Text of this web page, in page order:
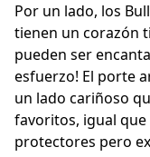
Por un lado, los
tienen un corazón
pueden ser
esfuerzo! El porte
un lado cariñoso
favoritos, igual que
protectores pero